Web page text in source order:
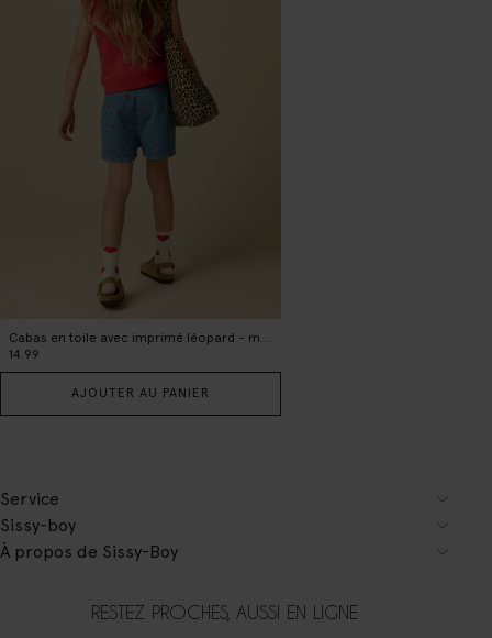
14.99
AJOUTER AU PANIER
Service
Sissy-boy
À propos de Sissy-Boy
RESTEZ PROCHES, AUSSI EN LIGNE